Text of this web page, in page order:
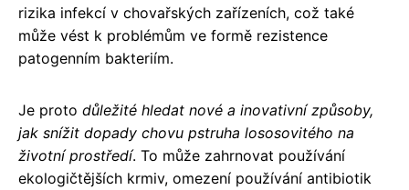
rizika infekcí v chovařských zařízeních, což také
může vést k problémům ve formě rezistence
patogenním bakteriím.
Je proto důležité hledat nové a inovativní způsoby,
jak snížit dopady chovu pstruha lososovitého na
životní prostředí. To může zahrnovat používání
ekologičtějších krmiv, omezení používání antibiotik